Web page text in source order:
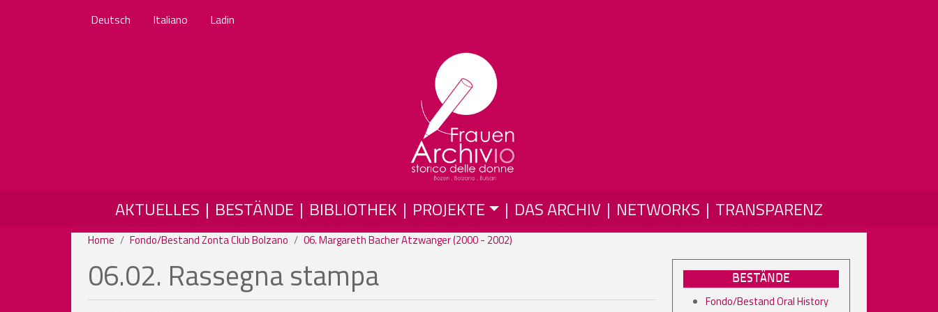
Deutsch Italiano Ladin
MAIN NAVIGATION
AKTUELLES BESTÄNDE BIBLIOTHEK PROJEKTE DAS ARCHIV NETWORKS TRANSPARENZ
Home Fondo/Bestand Zonta Club Bolzano 06. Margareth Bacher Atzwanger (2000 - 2002)
06.02. Rassegna stampa BESTÄNDE
Fondo/Bestand Oral History